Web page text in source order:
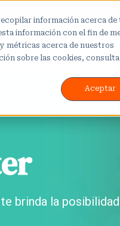
información acerca de
información con el fin de
métricas acerca de nuestros
sobre las cookies, consulta
Aceptar
institucionales
te brinda la